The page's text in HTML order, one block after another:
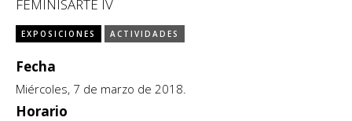
CCE en el interior/libros
Exposiciones
Formación
Género y Diversidad
FEMINISARTE IV
EXPOSICIONES ACTIVIDADES
Fecha
Miércoles, 7 de marzo de 2018.
Horario